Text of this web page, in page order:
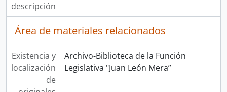
descripción
Área de materiales relacionados
Existencia y
localización
de
Archivo-Biblioteca de la Función
Legislativa "Juan León Mera”